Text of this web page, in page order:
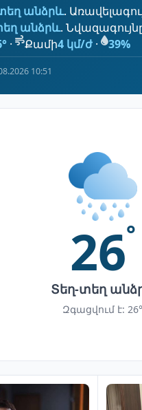
անձրև.
անձրև.
· Քամի4 կմ/ժ · 39%
10:51
26°
Տեղ-տեղ
Զգացվում է: 26°